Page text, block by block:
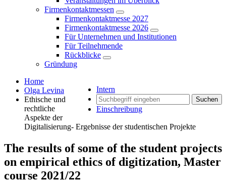
Firmenkontaktmessen
Firmenkontaktmesse 2027
Firmenkontaktmesse 2026
Für Unternehmen und Institutionen
Für Teilnehmende
Rückblicke
Gründung
Intern
Suchen
Einschreibung
Home
Olga Levina
Ethische und
rechtliche
Aspekte der
Digitalisierung- Ergebnisse der studentischen Projekte
The results of some of the student projects
on empirical ethics of digitization, Master
course 2021/22